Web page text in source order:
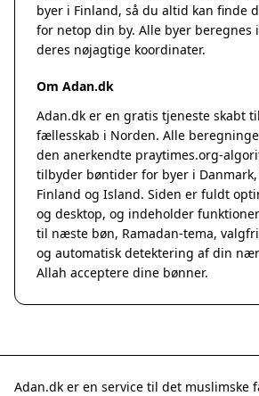
byer i Finland, så du altid kan finde
for netop din by. Alle byer
deres nøjagtige koordinater.
Om Adan.dk
Adan.dk er en gratis tjeneste skabt
fællesskab i Norden. Alle
den anerkendte praytimes.org-
tilbyder bøntider for byer i Danmark,
Finland og Island. Siden er fuldt
og desktop, og indeholder
til næste bøn, Ramadan-tema,
og automatisk detektering af din
Allah acceptere dine bønner.
Adan.dk er en service til det muslimske